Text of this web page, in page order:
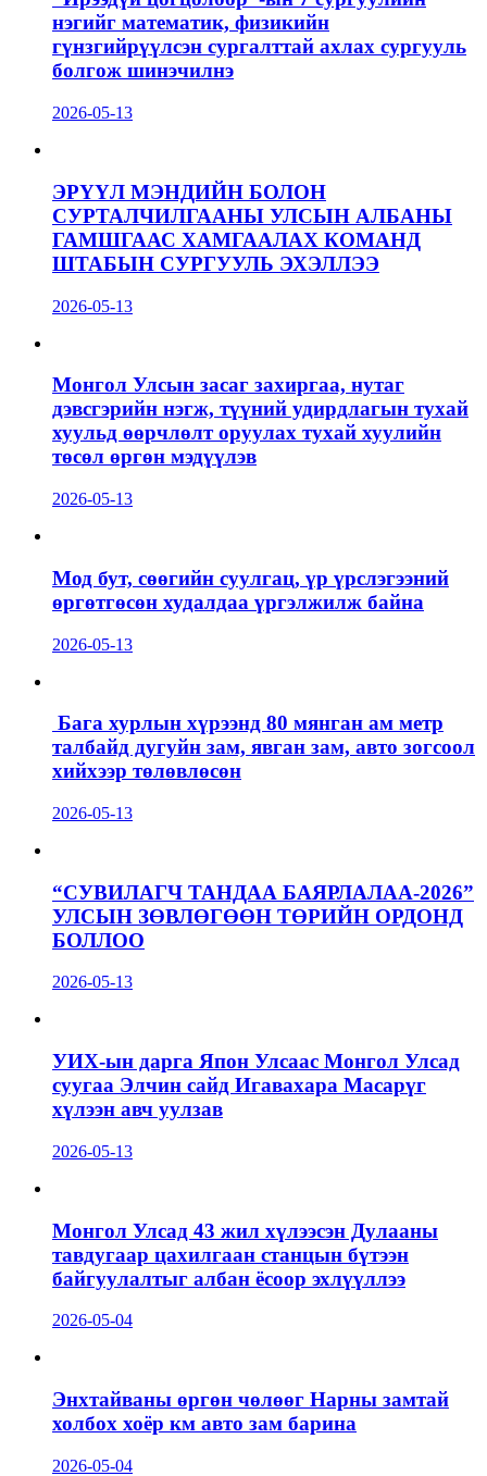
нэгийг математик, физикийн
гүнзгийрүүлсэн сургалттай ахлах сургууль
болгож шинэчилнэ
2026-05-13
ЭРҮҮЛ МЭНДИЙН БОЛОН
СУРТАЛЧИЛГААНЫ УЛСЫН АЛБАНЫ
ГАМШГААС ХАМГААЛАХ КОМАНД
ШТАБЫН СУРГУУЛЬ ЭХЭЛЛЭЭ
2026-05-13
Монгол Улсын засаг захиргаа, нутаг
дэвсгэрийн нэгж, түүний удирдлагын тухай
хуульд өөрчлөлт оруулах тухай хуулийн
төсөл өргөн мэдүүлэв
2026-05-13
Мод бут, сөөгийн суулгац, үр үрслэгээний
өргөтгөсөн худалдаа үргэлжилж байна
2026-05-13
Бага хурлын хүрээнд 80 мянган ам метр
талбайд дугуйн зам, явган зам, авто зогсоол
хийхээр төлөвлөсөн
2026-05-13
“СУВИЛАГЧ ТАНДАА БАЯРЛАЛАА-2026”
УЛСЫН ЗӨВЛӨГӨӨН ТӨРИЙН ОРДОНД
БОЛЛОО
2026-05-13
УИХ-ын дарга Япон Улсаас Монгол Улсад
суугаа Элчин сайд Игавахара Масарүг
хүлээн авч уулзав
2026-05-13
Монгол Улсад 43 жил хүлээсэн Дулааны
тавдугаар цахилгаан станцын бүтээн
байгуулалтыг албан ёсоор эхлүүллээ
2026-05-04
Энхтайваны өргөн чөлөөг Нарны замтай
холбох хоёр км авто зам барина
2026-05-04